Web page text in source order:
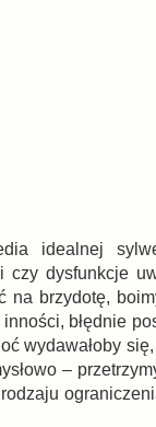
idealnej
czy dysfunkcje
na brzydotę,
błędnie
wydawałoby się,
–